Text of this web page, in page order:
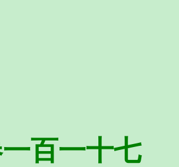
一百一十七